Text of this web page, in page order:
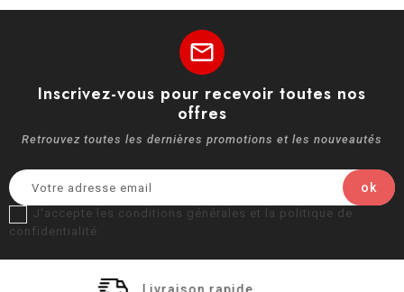
mail
Inscrivez-vous pour recevoir toutes nos
offres
Retrouvez toutes les dernières promotions et les nouveautés
J'accepte les conditions générales et la politique de
confidentialité